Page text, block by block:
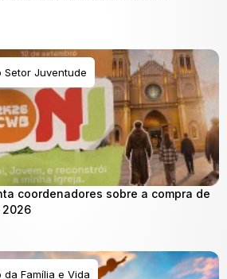
Setor Juventude
coordenadores sobre a compra de
2026
Família e Vida